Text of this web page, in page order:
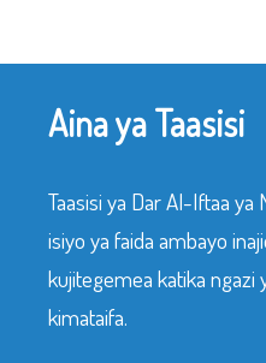
Aina ya Taasisi
Taasisi ya Dar Al-Iftaa ya
isiyo ya faida ambayo
kujitegemea katika ngazi
kimataifa.